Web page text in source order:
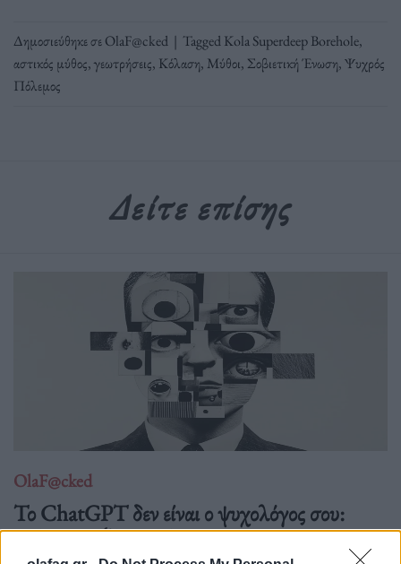
Δημοσιεύθηκε σεOlaF@cked | TaggedKola Superdeep Borehole,
αστικός μύθος,γεωτρήσεις, Κόλαση, Μύθοι, Σοβιετική Ένωση,Ψυχρός
Πόλεμος
Δείτε επίσης
OlaF@cked
Το ChatGPT δεν είναι ο ψυχολόγος σου:
Πώς η αποξένωση έγινε προϊόν